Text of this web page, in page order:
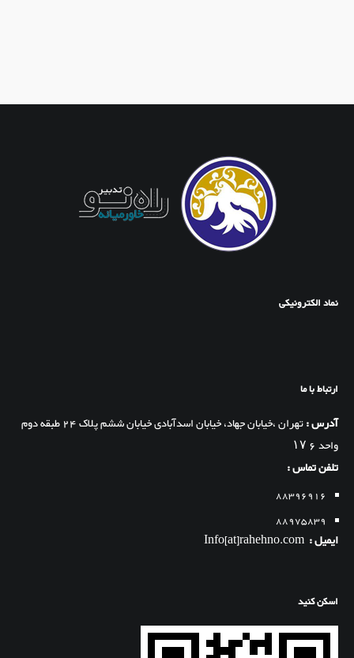
نماد الکترونیکی
ارتباط با ما
آدرس :
تهران ،خیابان جهاد، خیابان اسدآبادی خیابان ششم پلاک 24 طبقه دوم
واحد 6 ۱۷
تلفن تماس :
88396916
88975839
ایمیل :
اسکن کنید